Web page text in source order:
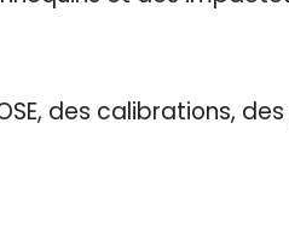
des calibrations,